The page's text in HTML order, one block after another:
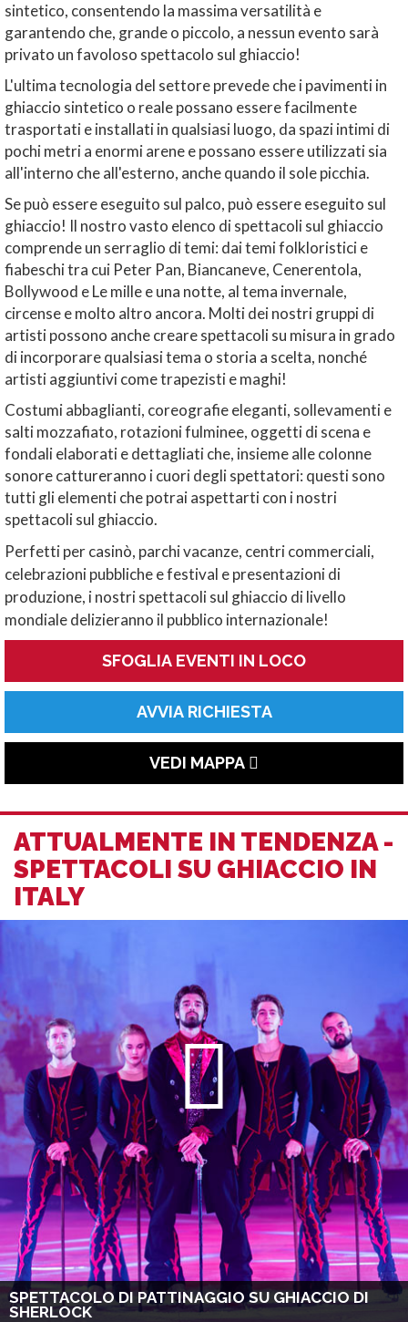
sintetico, consentendo la massima versatilità e
garantendo che, grande o piccolo, a nessun evento sarà
privato un favoloso spettacolo sul ghiaccio!
L'ultima tecnologia del settore prevede che i pavimenti in
ghiaccio sintetico o reale possano essere facilmente
trasportati e installati in qualsiasi luogo, da spazi intimi di
pochi metri a enormi arene e possano essere utilizzati sia
all'interno che all'esterno, anche quando il sole picchia.
Se può essere eseguito sul palco, può essere eseguito sul
ghiaccio! Il nostro vasto elenco di spettacoli sul ghiaccio
comprende un serraglio di temi: dai temi folkloristici e
fiabeschi tra cui Peter Pan, Biancaneve, Cenerentola,
Bollywood e Le mille e una notte, al tema invernale,
circense e molto altro ancora. Molti dei nostri gruppi di
artisti possono anche creare spettacoli su misura in grado
di incorporare qualsiasi tema o storia a scelta, nonché
artisti aggiuntivi come trapezisti e maghi!
Costumi abbaglianti, coreografie eleganti, sollevamenti e
salti mozzafiato, rotazioni fulminee, oggetti di scena e
fondali elaborati e dettagliati che, insieme alle colonne
sonore cattureranno i cuori degli spettatori: questi sono
tutti gli elementi che potrai aspettarti con i nostri
spettacoli sul ghiaccio.
Perfetti per casinò, parchi vacanze, centri commerciali,
celebrazioni pubbliche e festival e presentazioni di
produzione, i nostri spettacoli sul ghiaccio di livello
mondiale delizieranno il pubblico internazionale!
SFOGLIA EVENTI IN LOCO
AVVIA RICHIESTA
VEDI MAPPA
ATTUALMENTE IN TENDENZA -
SPETTACOLI SU GHIACCIO IN
ITALY
SPETTACOLO DI PATTINAGGIO SU GHIACCIO DI
SHERLOCK